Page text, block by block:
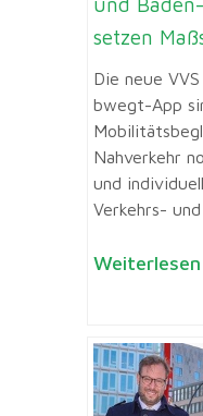
setzen
Die neue
bwegt-App
Nahverkehr
und
Verkehrs- und
Weiterlesen